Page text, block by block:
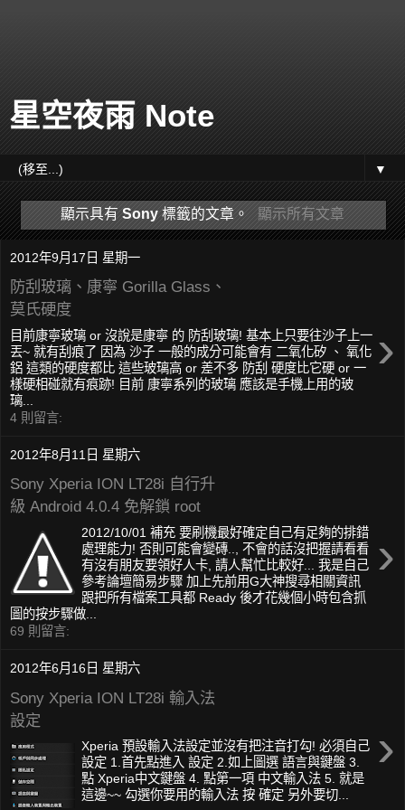
星空夜雨 Note
▼
顯示具有 Sony標籤的文章。 顯示所有文章
2012年9月17日 星期一
防刮玻璃、康寧 Gorilla Glass、
莫氏硬度
›
目前康寧玻璃 or 沒說是康寧 的 防刮玻璃! 基本上只要往沙子上一
丟~ 就有刮痕了 因為 沙子 一般的成分可能會有 二氧化矽 、 氧化
鋁 這類的硬度都比 這些玻璃高 or 差不多 防刮 硬度比它硬 or 一
樣硬相碰就有痕跡! 目前 康寧系列的玻璃 應該是手機上用的玻
璃...
4 則留言:
2012年8月11日 星期六
Sony Xperia ION LT28i 自行升
級 Android 4.0.4 免解鎖 root
›
2012/10/01 補充 要刷機最好確定自己有足夠的排錯
處理能力! 否則可能會變磚.., 不會的話沒把握請看看
有沒有朋友要領好人卡, 請人幫忙比較好... 我是自己
參考論壇簡易步驟 加上先前用G大神搜尋相關資訊
跟把所有檔案工具都 Ready 後才花幾個小時包含抓
圖的按步驟做...
69 則留言:
2012年6月16日 星期六
Sony Xperia ION LT28i 輸入法
設定
›
Xperia 預設輸入法設定並沒有把注音打勾! 必須自己
設定 1.首先點進入 設定 2.如上圖選 語言與鍵盤 3.
點 Xperia中文鍵盤 4. 點第一項 中文輸入法 5. 就是
這邊~~ 勾選你要用的輸入法 按 確定 另外要切...